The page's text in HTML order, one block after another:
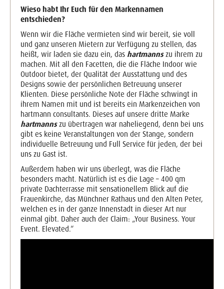
Wieso habt Ihr Euch für den Markennamen
entschieden?
Wenn wir die Fläche vermieten sind wir bereit, sie voll
und ganz unseren Mietern zur Verfügung zu stellen, das
heißt, wir laden sie dazu ein, das hartmanns zu ihrem zu
machen. Mit all den Facetten, die die Fläche Indoor wie
Outdoor bietet, der Qualität der Ausstattung und des
Designs sowie der persönlichen Betreuung unserer
Klienten. Diese persönliche Note der Fläche schwingt in
ihrem Namen mit und ist bereits ein Markenzeichen von
hartmann consultants. Dieses auf unsere dritte Marke
hartmannszu übertragen war naheliegend, denn bei uns
gibt es keine Veranstaltungen von der Stange, sondern
individuelle Betreuung und Full Service für jeden, der bei
uns zu Gast ist.
Außerdem haben wir uns überlegt, was die Fläche
besonders macht. Natürlich ist es die Lage – 400 qm
private Dachterrasse mit sensationellem Blick auf die
Frauenkirche, das Münchner Rathaus und den Alten Peter,
welchen es in der ganze Innenstadt in dieser Art nur
einmal gibt. Daher auch der Claim: „Your Business. Your
Event. Elevated.“